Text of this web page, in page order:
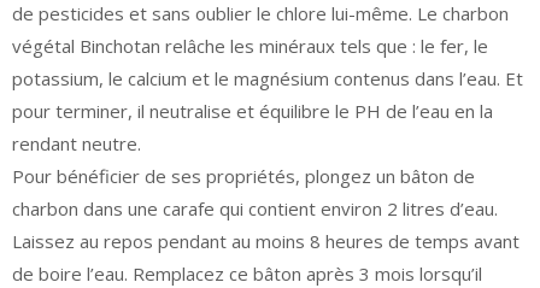
de pesticides et sans oublier le chlore lui-même. Le charbon
végétal Binchotan relâche les minéraux tels que : le fer, le
potassium, le calcium et le magnésium contenus dans l’eau. Et
pour terminer, il neutralise et équilibre le PH de l’eau en la
rendant neutre.
Pour bénéficier de ses propriétés, plongez un bâton de
charbon dans une carafe qui contient environ 2 litres d’eau.
Laissez au repos pendant au moins 8 heures de temps avant
de boire l’eau. Remplacez ce bâton après 3 mois lorsqu’il